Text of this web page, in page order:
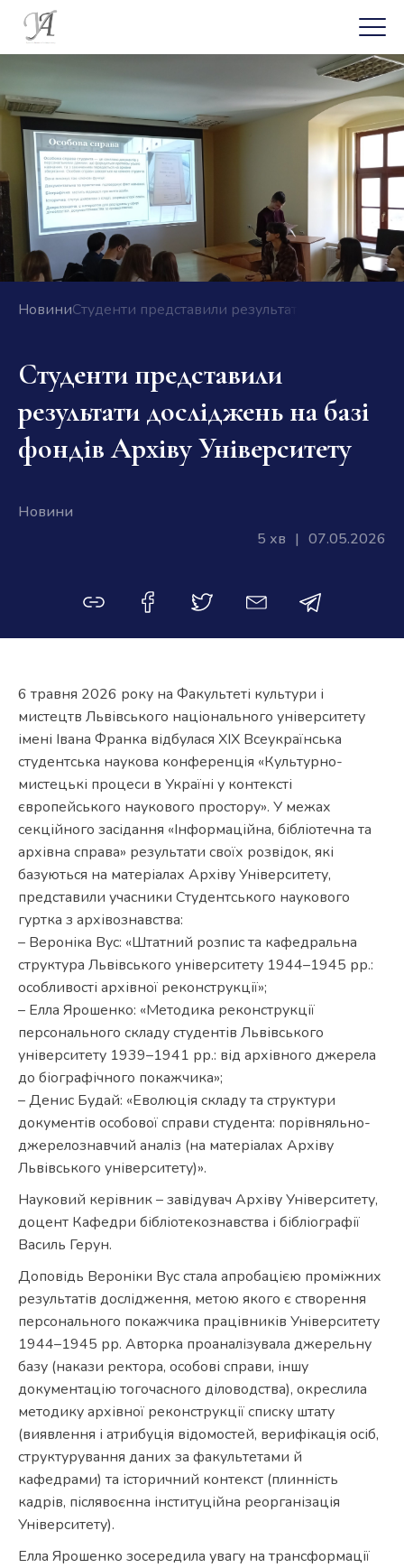
НовиниСтуденти представили результати досліджень
Студенти представили
результати досліджень на базі
фондів Архіву Університету
Новини
5 хв | 07.05.2026
6 травня 2026 року на Факультеті культури і
мистецтв Львівського національного університету
імені Івана Франка відбулася ХІХ Всеукраїнська
студентська наукова конференція «Культурно-
мистецькі процеси в Україні у контексті
європейського наукового простору». У межах
секційного засідання «Інформаційна, бібліотечна та
архівна справа» результати своїх розвідок, які
базуються на матеріалах Архіву Університету,
представили учасники Студентського наукового
гуртка з архівознавства:
– Вероніка Вус: «Штатний розпис та кафедральна
структура Львівського університету 1944–1945 рр.:
особливості архівної реконструкції»;
– Елла Ярошенко: «Методика реконструкції
персонального складу студентів Львівського
університету 1939–1941 рр.: від архівного джерела
до біографічного покажчика»;
– Денис Будай: «Еволюція складу та структури
документів особової справи студента: порівняльно-
джерелознавчий аналіз (на матеріалах Архіву
Львівського університету)».
Науковий керівник – завідувач Архіву Університету,
доцент Кафедри бібліотекознавства і бібліографії
Василь Герун.
Доповідь Вероніки Вус стала апробацією проміжних
результатів дослідження, метою якого є створення
персонального покажчика працівників Університету
1944–1945 рр. Авторка проаналізувала джерельну
базу (накази ректора, особові справи, іншу
документацію тогочасного діловодства), окреслила
методику архівної реконструкції списку штату
(виявлення і атрибуція відомостей, верифікація осіб,
структурування даних за факультетами й
кафедрами) та історичний контекст (плинність
кадрів, післявоєнна інституційна реорганізація
Університету).
Елла Ярошенко зосередила увагу на трансформації